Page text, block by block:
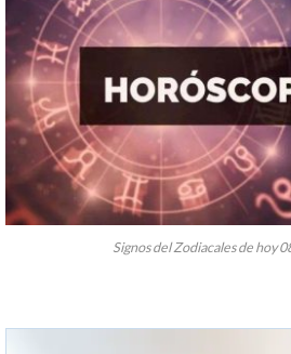
Signos del Zodiacales de hoy